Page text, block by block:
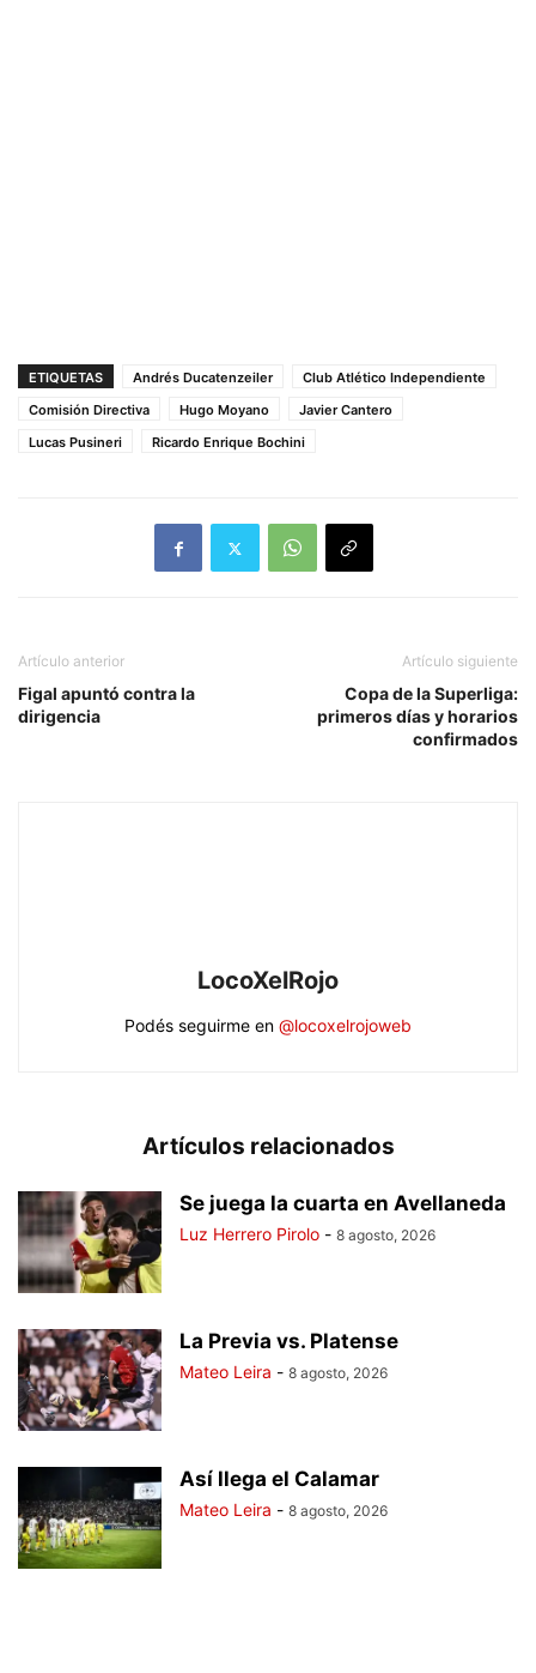
ETIQUETAS Andrés Ducatenzeiler
Club Atlético Independiente
Comisión Directiva
Hugo Moyano
Javier Cantero
Lucas Pusineri
Ricardo Enrique Bochini
Artículo anterior
Figal apuntó contra la
dirigencia
Artículo siguiente
Copa de la Superliga:
primeros días y horarios
confirmados
LocoXelRojo
Podés seguirme en @locoxelrojoweb
Artículos relacionados
Se juega la cuarta en Avellaneda
Luz Herrero Pirolo - 8 agosto, 2026
La Previa vs. Platense
Mateo Leira - 8 agosto, 2026
Así llega el Calamar
Mateo Leira - 8 agosto, 2026